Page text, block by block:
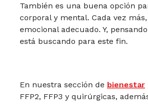
También es una buena opción
corporal y mental. Cada vez
emocional adecuado. Y,
está buscando para este fin.
En nuestra sección de bienestar
FFP2, FFP3 y quirúrgicas,